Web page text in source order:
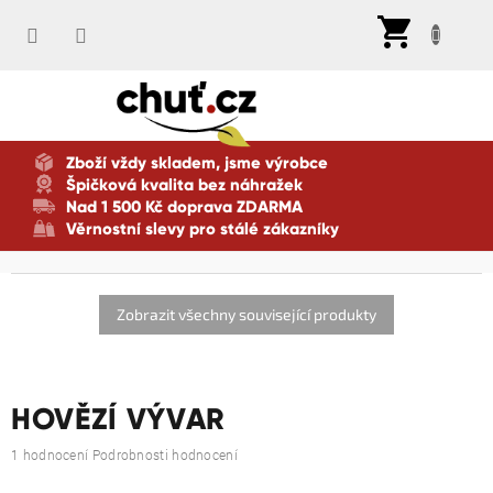
Zboží vždy skladem, jsme výrobce
Špičková kvalita bez náhražek
Nad 1 500 Kč doprava ZDARMA
Věrnostní slevy pro stálé zákazníky
HOVĚZÍ VÝVAR
Průměrné
1 hodnocení Podrobnosti hodnocení
Zobrazit všechny související produkty